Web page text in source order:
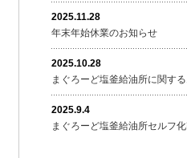
2025.11.28
年末年始休業のお知らせ
2025.10.28
まぐろーど塩釜給油所に関す
2025.9.4
まぐろーど塩釜給油所セルフ